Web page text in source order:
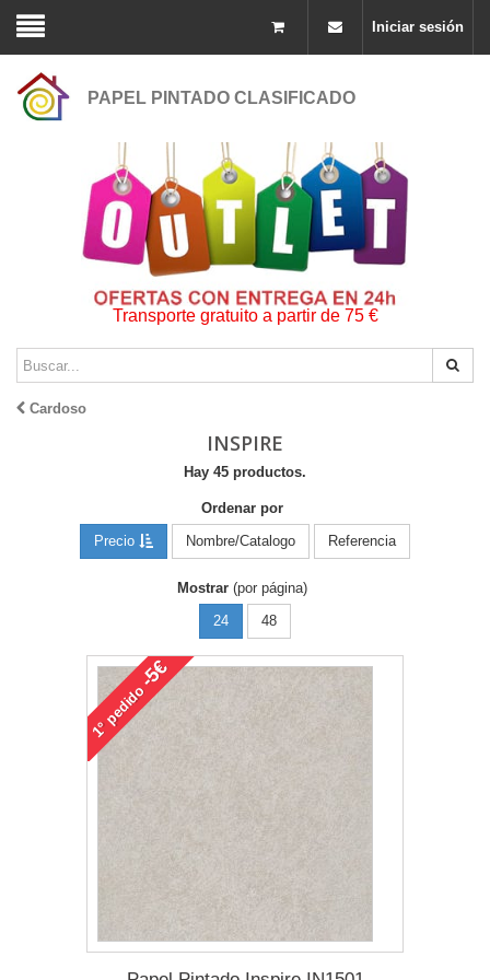
Iniciar sesión
PAPEL PINTADO CLASIFICADO
Transporte gratuito a partir de 75 €
Cardoso
INSPIRE
Hay 45 productos.
Ordenar por
Precio
Nombre/Catalogo Referencia
Mostrar (por página)
24
48
1°
pedido
-5€